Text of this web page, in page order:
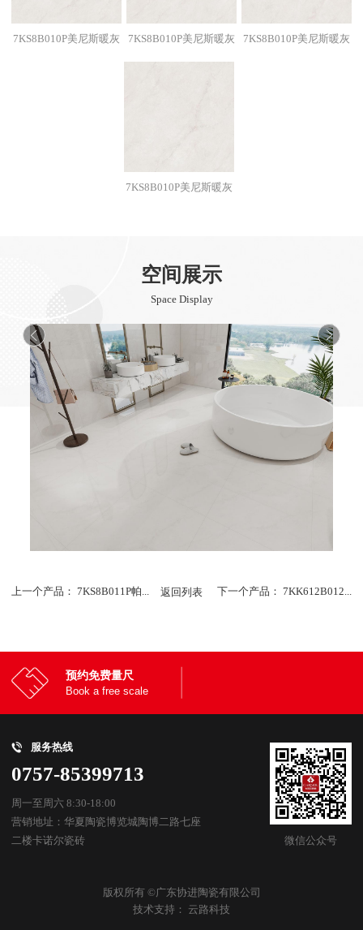
7KS8B010P美尼斯暖灰 7KS8B010P美尼斯暖灰 7KS8B010P美尼斯暖灰
7KS8B010P美尼斯暖灰
空间展示
Space Display
上一个产品： 7KS8B011P帕... 返回列表 下一个产品： 7KK612B012...
预约免费量尺
Book a free scale
服务热线
0757-85399713
周一至周六 8:30-18:00
营销地址：华夏陶瓷博览城陶博二路七座
二楼卡诺尔瓷砖
微信公众号
版权所有 ©广东协进陶瓷有限公司
技术支持： 云路科技